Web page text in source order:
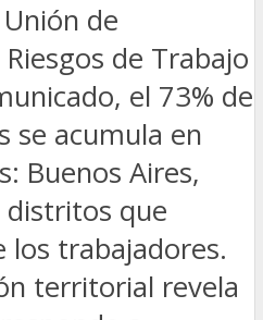
de
Riesgos de Trabajo
el 73% de
se acumula en
Buenos Aires,
distritos que
los trabajadores.
territorial revela